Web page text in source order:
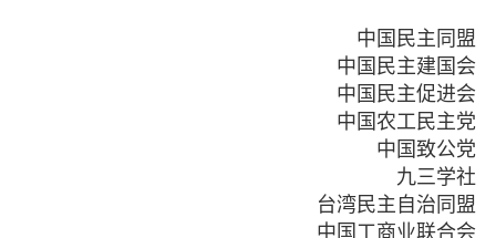
中国民主同盟
中国民主建国会
中国民主促进会
中国农工民主党
中国致公党
九三学社
台湾民主自治同盟
中国工商业联合会